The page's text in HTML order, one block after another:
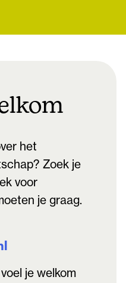
het
Zoek je
voor
je graag.
je welkom